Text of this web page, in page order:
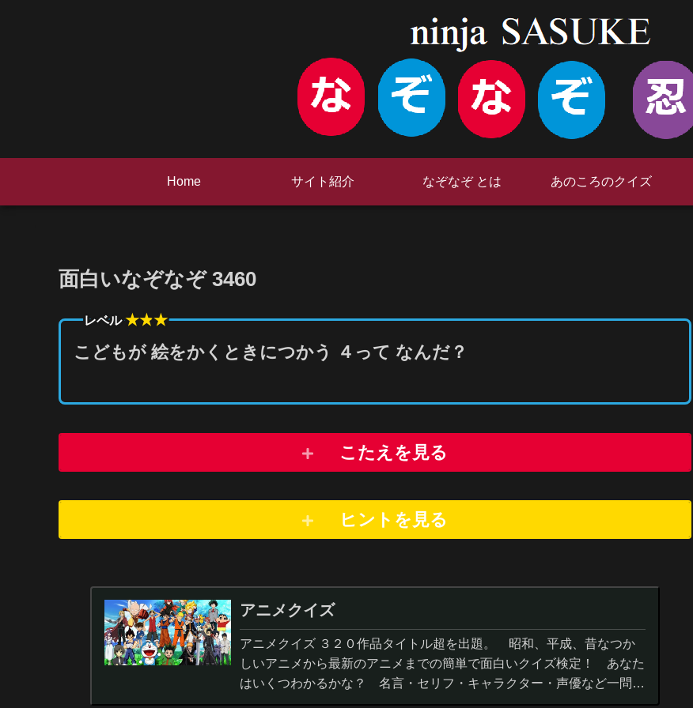
Home サイト紹介 なぞなぞ とは あのころのクイズ
面白いなぞなぞ 3460
レベル★★★
こどもが 絵をかくときにつかう ４って なんだ？
こたえを見る
ヒントを 見る
アニメクイズ
アニメクイズ ３２０作品タイトル超を出題。 昭和、平成、昔なつか
しいアニメから最新のアニメまでの簡単で面白いクイズ検定！ あなた
はいくつわかるかな？ 名言・セリフ・キャラクター・声優など一問一
答から3択・4択問題までの小学生の簡単問題から難...